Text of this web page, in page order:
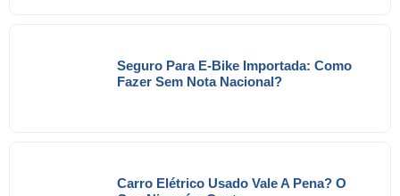
Seguro Para E-Bike Importada: Como
Fazer Sem Nota Nacional?
Carro Elétrico Usado Vale A Pena? O